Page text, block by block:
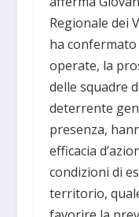
Regionale dei
ha
operate, la
delle squadre
deterrente
presenza,
efficacia
condizioni di
territorio,